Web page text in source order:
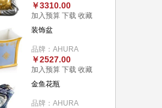
￥3310.00
加入预算 下载 收藏
装饰盆
品牌：AHURA
￥2527.00
加入预算 下载 收藏
金鱼花瓶
品牌：AHURA